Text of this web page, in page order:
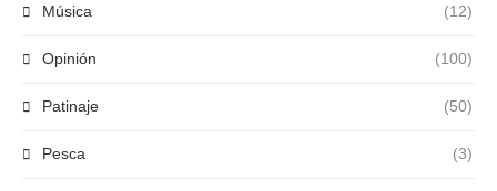
Música (12)
Opinión (100)
Patinaje (50)
Pesca (3)